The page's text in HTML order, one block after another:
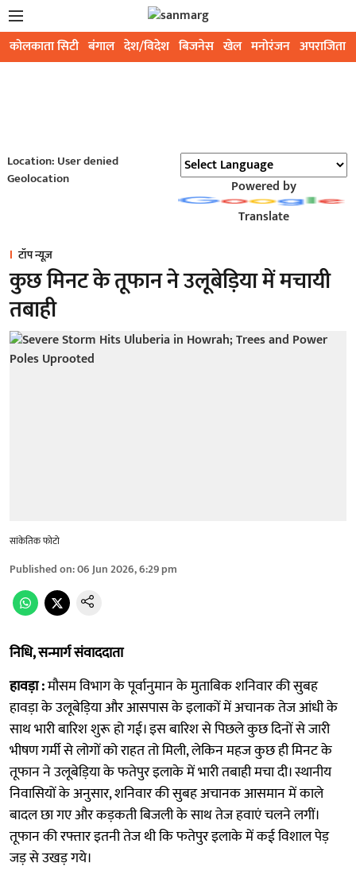
कोलकाता सिटी बंगाल देश/विदेश बिजनेस खेल मनोरंजन अपराजिता
Location: User denied
Geolocation
Powered by
Translate
टॉप न्यूज़
कुछ मिनट के तूफान ने उलूबेड़िया में मचायी
तबाही
सांकेतिक फोटो
Published on:06 Jun 2026, 6:29 pm
निधि, सन्मार्ग संवाददाता
हावड़ा :मौसम विभाग के पूर्वानुमान के मुताबिक शनिवार की सुबह
हावड़ा के उलूबेड़िया और आसपास के इलाकों में अचानक तेज आंधी के
साथ भारी बारिश शुरू हो गई। इस बारिश से पिछले कुछ दिनों से जारी
भीषण गर्मी से लोगों को राहत तो मिली, लेकिन महज कुछ ही मिनट के
तूफान ने उलूबेड़िया के फतेपुर इलाके में भारी तबाही मचा दी। स्थानीय
निवासियों के अनुसार, शनिवार की सुबह अचानक आसमान में काले
बादल छा गए और कड़कती बिजली के साथ तेज हवाएं चलने लगीं।
तूफान की रफ्तार इतनी तेज थी कि फतेपुर इलाके में कई विशाल पेड़
जड़ से उखड़ गये।